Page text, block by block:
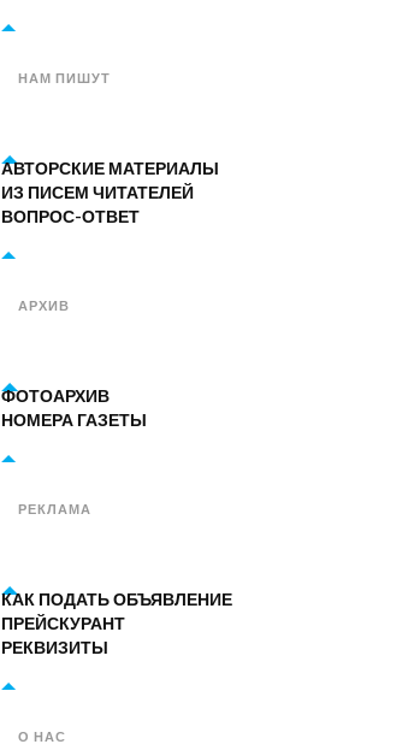
НАМ ПИШУТ
АВТОРСКИЕ МАТЕРИАЛЫ
ИЗ ПИСЕМ ЧИТАТЕЛЕЙ
ВОПРОС-ОТВЕТ
АРХИВ
ФОТОАРХИВ
НОМЕРА ГАЗЕТЫ
РЕКЛАМА
КАК ПОДАТЬ ОБЪЯВЛЕНИЕ
ПРЕЙСКУРАНТ
РЕКВИЗИТЫ
О НАС